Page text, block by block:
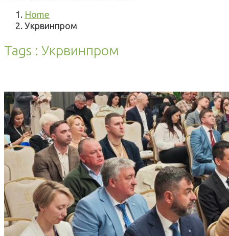
Home
Укрвинпром
Tags : Укрвинпром